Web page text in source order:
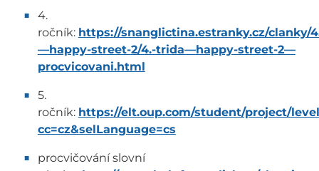
4.
ročník: https://snanglictina.estranky.cz/clanky/
—happy-street-2/4.-trida—happy-street-2—
procvicovani.html
5.
ročník: https://elt.oup.com/student/project/
cc=cz&selLanguage=cs
procvičování slovní